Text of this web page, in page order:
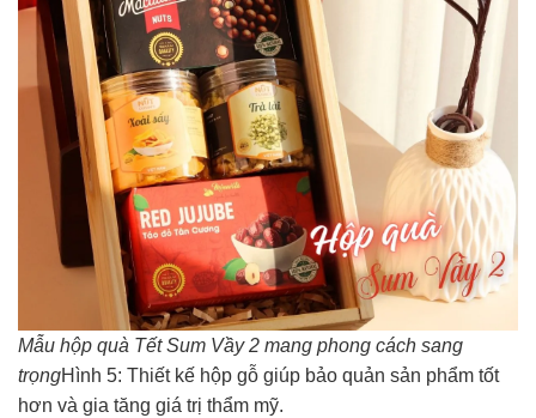
Mẫu hộp quà Tết Sum Vầy 2 mang phong cách sang
trọngHình 5: Thiết kế hộp gỗ giúp bảo quản sản phẩm tốt
hơn và gia tăng giá trị thẩm mỹ.